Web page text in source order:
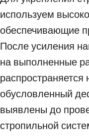
используем
обеспечивающие
После усиления
на выполненные
распространяется
обусловленный
выявлены до
стропильной